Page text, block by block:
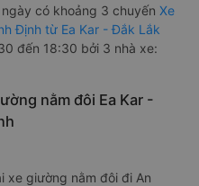
có khoảng 3 chuyến Xe
Định từ Ea Kar - Đắk Lắk
đến 18:30 bởi 3 nhà xe:
nằm đôi Ea Kar -
xe giường nằm đôi đi An